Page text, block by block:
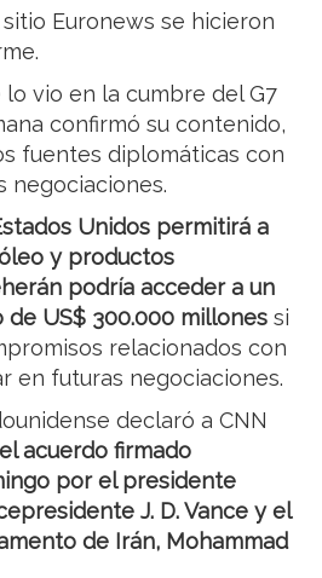
Euronews se hicieron
vio en la cumbre del G7
confirmó su contenido,
fuentes diplomáticas con
negociaciones.
Unidos permitirá a
y productos
podría acceder a un
US$ 300.000 millones si
relacionados con
en futuras negociaciones.
declaró a CNN
el acuerdo firmado
por el presidente
J. D. Vance y el
de Irán, Mohammad